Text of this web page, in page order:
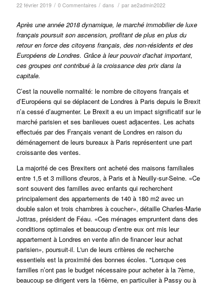
22 février 2019 / 0 Commentaires / dans / par ae2admin2022
Après une année 2018 dynamique, le marché immobilier de luxe
français poursuit son ascension, profitant de plus en plus du
retour en force des citoyens français, des non-résidents et des
Européens de Londres. Grâce à leur pouvoir d'achat important,
ces groupes ont contribué à la croissance des prix dans la
capitale.
C’est la nouvelle normalité: le nombre de citoyens français et
d’Européens qui se déplacent de Londres à Paris depuis le Brexit
n’a cessé d’augmenter. Le Brexit a eu un impact significatif sur le
marché parisien et ses banlieues ouest adjacentes. Les achats
effectués par des Français venant de Londres en raison du
déménagement de leurs bureaux à Paris représentent une part
croissante des ventes.
La majorité de ces Brexiters ont acheté des maisons familiales
entre 1,5 et 3 millions d'euros, à Paris et à Neuilly-sur-Seine. «Ce
sont souvent des familles avec enfants qui recherchent
principalement des appartements de 140 à 180 m2 avec un
double salon et trois chambres à coucher», détaille Charles-Marie
Jottras, président de Féau. «Ces ménages empruntent dans des
conditions optimales et beaucoup d’entre eux ont mis leur
appartement à Londres en vente afin de financer leur achat
parisien», poursuit-il. L'un de leurs critères de recherche
essentiels est la proximité des bonnes écoles. "Lorsque ces
familles n’ont pas le budget nécessaire pour acheter à la 7ème,
beaucoup se dirigent vers la 16ème, en particulier à Passy ou à